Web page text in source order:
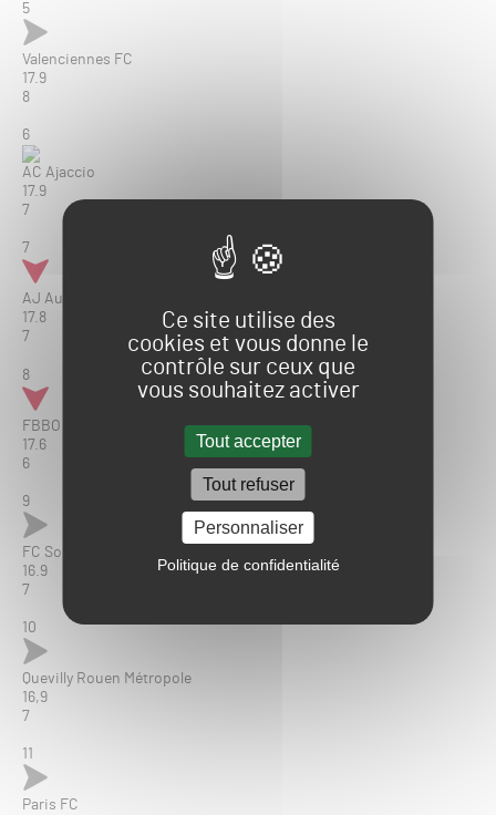
Ce site utilise des
cookies et vous donne le
contrôle sur ceux que
vous souhaitez activer
Tout accepter
Tout refuser
Personnaliser
Politique de confidentialité
5
Valenciennes FC
17.9
8
6
AC Ajaccio
17.9
7
7
AJ Auxerre
17.8
7
8
FBBO 01
17.6
6
9
FC Sochaux-Montbéliard
16.9
7
10
Quevilly Rouen Métropole
16,9
7
11
Paris FC